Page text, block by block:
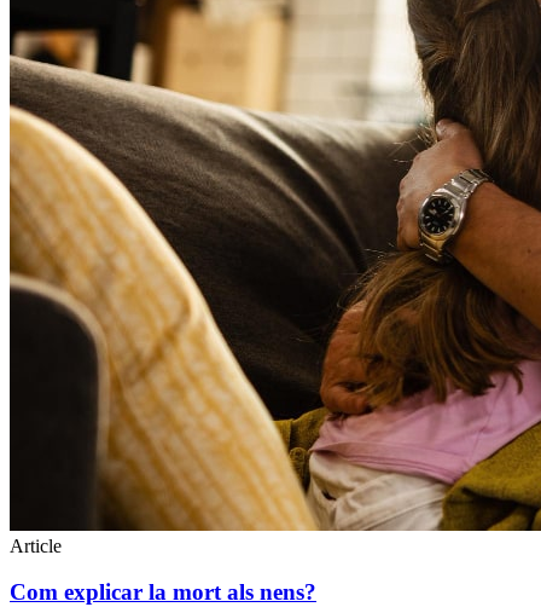
Article
Com explicar la mort als nens?